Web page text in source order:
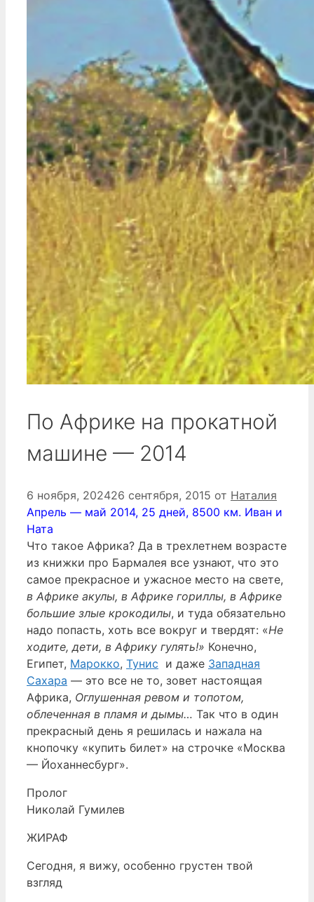
По Африке на прокатной
машине — 2014
6 ноября, 202426 сентября, 2015 от Наталия
Апрель — май 2014, 25 дней, 8500 км. Иван и
Ната
Что такое Африка? Да в трехлетнем возрасте
из книжки про Бармалея все узнают, что это
самое прекрасное и ужасное место на свете,
в Африке акулы, в Африке гориллы, в Африке
большие злые крокодилы, и туда обязательно
надо попасть, хоть все вокруг и твердят: «Не
ходите, дети, в Африку гулять!» Конечно,
Египет, Марокко, Тунис и даже Западная
Сахара — это все не то, зовет настоящая
Африка, Оглушенная ревом и топотом,
облеченная в пламя и дымы… Так что в один
прекрасный день я решилась и нажала на
кнопочку «купить билет» на строчке «Москва
— Йоханнесбург».
Пролог
Николай Гумилев
ЖИРАФ
Сегодня, я вижу, особенно грустен твой
взгляд